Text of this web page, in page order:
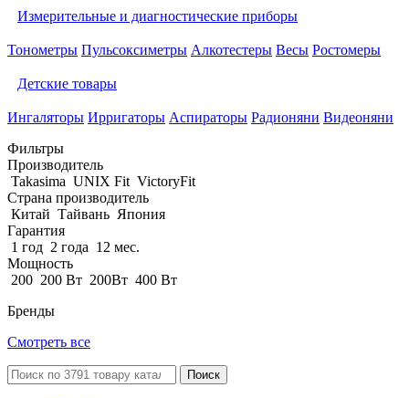
Измерительные и диагностические приборы
Тонометры Пульсоксиметры Алкотестеры Весы Ростомеры
Детские товары
Ингаляторы Ирригаторы Аспираторы Радионяни Видеоняни
Фильтры
Производитель
Takasima UNIX Fit VictoryFit
Страна производитель
Китай Тайвань Япония
Гарантия
1 год 2 года 12 мес.
Мощность
200 200 Вт 200Вт 400 Вт
Бренды
Смотреть все
Поиск